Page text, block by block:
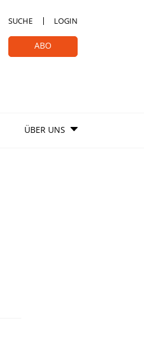
SUCHE LOGIN
ABO
ÜBER UNS